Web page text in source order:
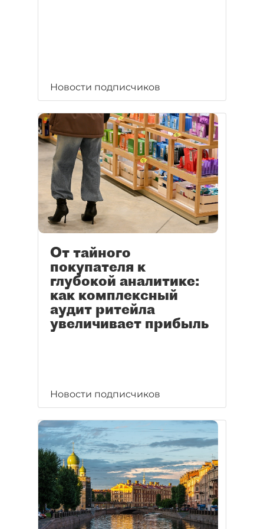
Новости подписчиков
От тайного
покупателя к
глубокой аналитике:
как комплексный
аудит ритейла
увеличивает прибыль
Новости подписчиков